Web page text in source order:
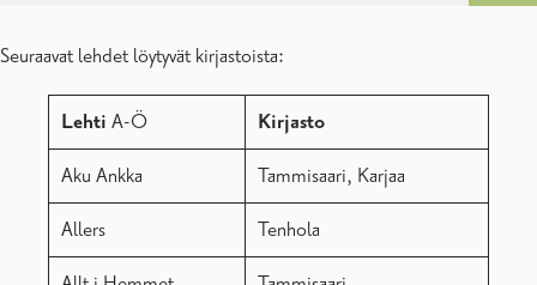
Lehdet
Seuraavat lehdet löytyvät kirjastoista:
Lehti A-Ö Kirjasto
Aku Ankka Tammisaari, Karjaa
Allers Tenhola